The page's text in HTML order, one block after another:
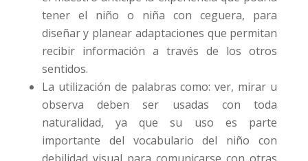
tener el niño o niña con ceguera, para
diseñar y planear adaptaciones que permitan
recibir información a través de los otros
sentidos.
La utilización de palabras como: ver, mirar u
observa deben ser usadas con toda
naturalidad, ya que su uso es parte
importante del vocabulario del niño con